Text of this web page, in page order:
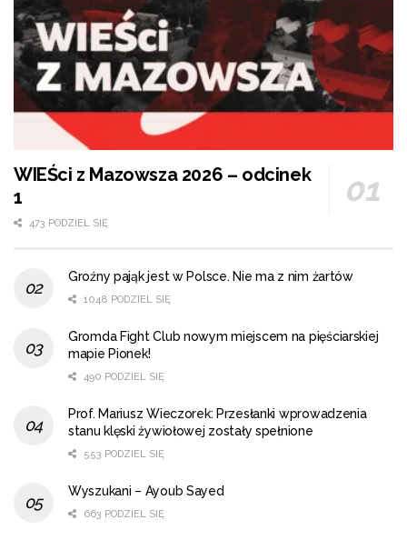
WIEŚci z Mazowsza 2026 – odcinek
1
473 PODZIEL SIĘ
Groźny pająk jest w Polsce. Nie ma z nim żartów
1048 PODZIEL SIĘ
Gromda Fight Club nowym miejscem na pięściarskiej
mapie Pionek!
490 PODZIEL SIĘ
Prof. Mariusz Wieczorek: Przesłanki wprowadzenia
stanu klęski żywiołowej zostały spełnione
553 PODZIEL SIĘ
Wyszukani – Ayoub Sayed
663 PODZIEL SIĘ